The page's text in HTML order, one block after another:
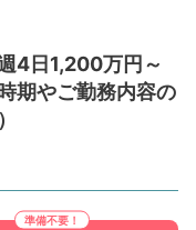
4日1,200万円～
期やご勤務内容の